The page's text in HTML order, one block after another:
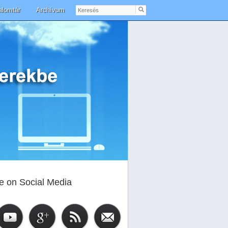
Archívum
Keresés
on Social Media